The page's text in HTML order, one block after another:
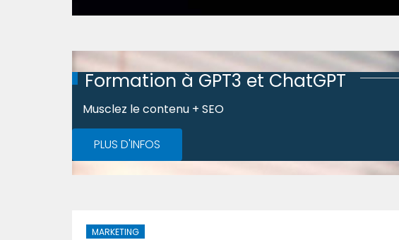
Formation à GPT3 et ChatGPT
Musclez le contenu + SEO
PLUS D'INFOS
MARKETING